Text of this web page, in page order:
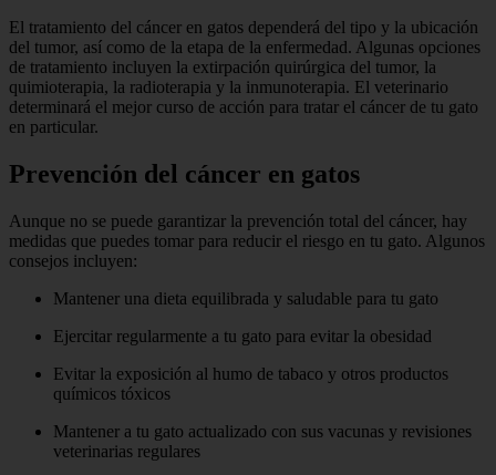
El tratamiento del cáncer en gatos dependerá del tipo y la ubicación
del tumor, así como de la etapa de la enfermedad. Algunas opciones
de tratamiento incluyen la extirpación quirúrgica del tumor, la
quimioterapia, la radioterapia y la inmunoterapia. El veterinario
determinará el mejor curso de acción para tratar el cáncer de tu gato
en particular.
Prevención del cáncer en gatos
Aunque no se puede garantizar la prevención total del cáncer, hay
medidas que puedes tomar para reducir el riesgo en tu gato. Algunos
consejos incluyen:
Mantener una dieta equilibrada y saludable para tu gato
Ejercitar regularmente a tu gato para evitar la obesidad
Evitar la exposición al humo de tabaco y otros productos
químicos tóxicos
Mantener a tu gato actualizado con sus vacunas y revisiones
veterinarias regulares